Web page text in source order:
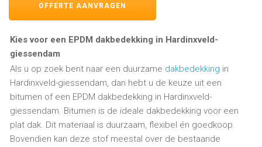
OFFERTE AANVRAGEN
Kies voor een EPDM dakbedekking in Hardinxveld-
giessendam
Als u op zoek bent naar een duurzame dakbedekking in
Hardinxveld-giessendam, dan hebt u de keuze uit een
bitumen of een EPDM dakbedekking in Hardinxveld-
giessendam. Bitumen is de ideale dakbedekking voor een
plat dak. Dit materiaal is duurzaam, flexibel én goedkoop.
Bovendien kan deze stof meestal over de bestaande